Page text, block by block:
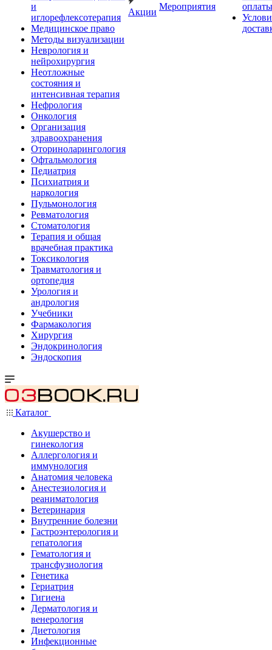
и
иглорефлексотерапия
Медицинское право
Методы визуализации
Неврология и
нейрохирургия
Неотложные
состояния и
интенсивная терапия
Нефрология
Онкология
Организация
здравоохранения
Оториноларингология
Офтальмология
Педиатрия
Психиатрия и
наркология
Пульмонология
Ревматология
Стоматология
Терапия и общая
врачебная практика
Токсикология
Травматология и
ортопедия
Урология и
андрология
Учебники
Фармакология
Хирургия
Эндокринология
Эндоскопия
Акции
Мероприятия
оплаты
Каталог
Акушерство и
гинекология
Аллергология и
иммунология
Анатомия человека
Анестезиология и
реаниматология
Ветеринария
Внутренние болезни
Гастроэнтерология и
гепатология
Гематология и
трансфузиология
Генетика
Гериатрия
Гигиена
Дерматология и
венерология
Диетология
Инфекционные